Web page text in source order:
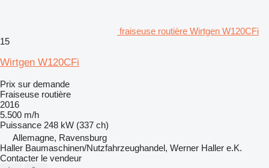
fraiseuse routière Wirtgen W120CFi
15
Wirtgen W120CFi
Prix sur demande
Fraiseuse routière
2016
5.500 m/h
Puissance 248 kW (337 ch)
Allemagne, Ravensburg
Haller Baumaschinen/Nutzfahrzeughandel, Werner Haller e.K.
Contacter le vendeur